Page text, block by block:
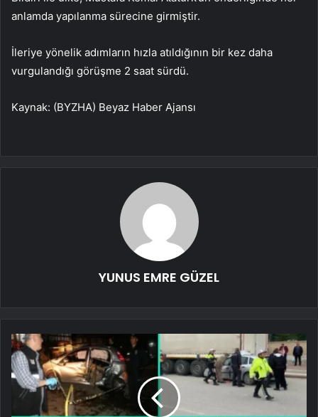
anlamda yapılanma sürecine girmiştir.
İleriye yönelik adımların hızla atıldığının bir kez daha
vurgulandığı görüşme 2 saat sürdü.
Kaynak: (BYZHA) Beyaz Haber Ajansı
YUNUS EMRE GÜZEL